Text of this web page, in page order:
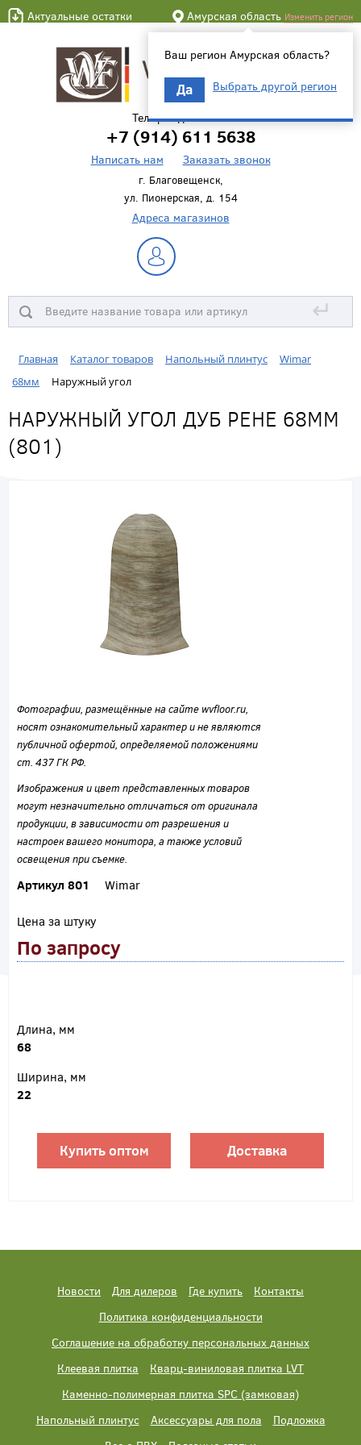
Актуальные остатки Амурская область Изменить регион
Ваш регион Амурская область?
Да Выбрать другой регион
Телефон для связи
+7 (914) 611 5638
Написать нам Заказать звонок
г. Благовещенск,
ул. Пионерская, д. 154
Адреса магазинов
↵
Главная Каталог товаров Напольный плинтус
Wimar
68мм
Наружный угол
НАРУЖНЫЙ УГОЛ ДУБ РЕНЕ 68ММ
(801)
Фотографии, размещённые на сайте wvfloor.ru,
носят ознакомительный характер и не являются
публичной офертой, определяемой положениями
ст. 437 ГК РФ.
Изображения и цвет представленных товаров
могут незначительно отличаться от оригинала
продукции, в зависимости от разрешения и
настроек вашего монитора, а также условий
освещения при съемке.
Артикул 801 Wimar
Цена за штуку
По запросу
Длина, мм
68
Ширина, мм
22
Купить оптом Доставка
Новости Для дилеров Где купить
Контакты
Политика конфиденциальности
Соглашение на обработку персональных данных
Клеевая плитка
Кварц-виниловая плитка LVT
Каменно-полимерная плитка SPC (замковая)
Напольный плинтус
Аксессуары для пола
Подложка